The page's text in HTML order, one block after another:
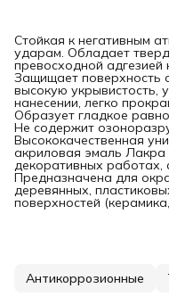
Стойкая к негативным
ударам. Обладает
превосходной
Защищает поверхность
высокую укрывистость,
нанесении, легко
Образует гладкое
Не содержит
Высококачественная
акриловая эмаль Лакра
декоративных работах,
Предназначена для
деревянных,
поверхностей
Антикоррозионные